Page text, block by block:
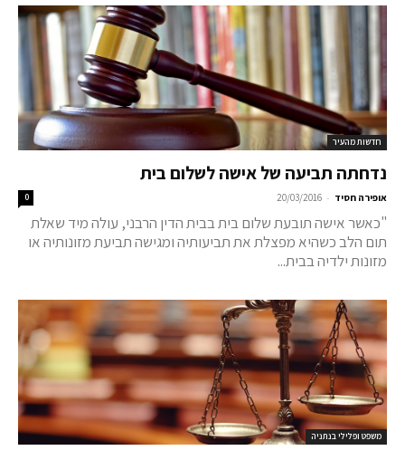
חדשות מהעיר
נדחתה תביעה של אישה לשלום בית
אופירה חסיד -
20/03/2016
0
"כאשר אישה תובעת שלום בית בבית הדין הרבני, עולה מיד שאלת
תום הלב כשהיא מפצלת את תביעותיה ומגישה תביעת מזונותיה או
מזונות ילדיה בבית...
משפט ופלילי בנתניה